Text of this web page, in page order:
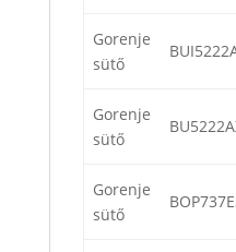
Gorenje
sütő
Gorenje
sütő
Gorenje
sütő